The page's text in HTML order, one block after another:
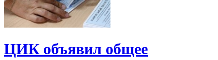
ЦИК объявил общее